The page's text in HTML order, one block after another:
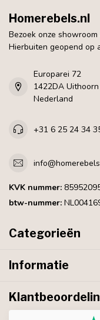
Homerebels.nl
Bezoek onze
Hierbuiten geopend op
Europarei 72
1422DA Uithoorn
Nederland
+31 6 25 24 34
KVK nummer:
btw-nummer:
Categorieën
Informatie